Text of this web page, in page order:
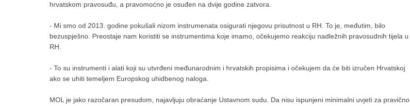
hrvatskom pravosuđu, a pravomoćno je osuđen na dvije godine zatvora.
- Mi smo od 2013. godine pokušali nizom instrumenata osigurati njegovu prisutnost u RH. To je, međutim, bilo
bezuspješno. Preostaje nam koristiti se instrumentima koje imamo, očekujemo reakciju nadležnih pravosudnih tijela u
RH.
- To su instrumenti i alati koji su utvrđeni međunarodnim i hrvatskih propisima i očekujem da će biti izručen Hrvatskoj
ako se uhiti temeljem Europskog uhidbenog naloga.
MOL je jako razočaran presudom, najavljuju obraćanje Ustavnom sudu. Da nisu ispunjeni minimalni uvjeti za pravično